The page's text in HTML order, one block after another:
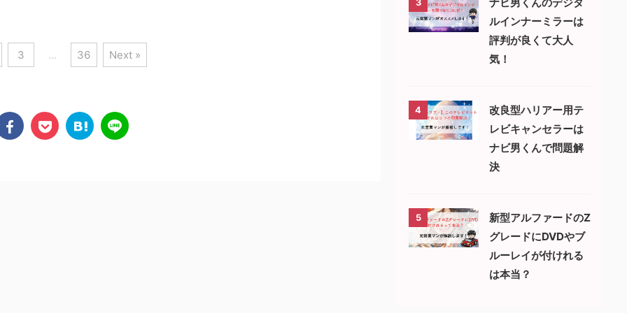
3 … 36 Next »
3
ルインナーミラーは
評判が良くて大人
気！
4
改良型ハリアー用テ
レビキャンセラーは
ナビ男くんで問題解
決
5
新型アルファードのZ
グレードにDVDやブ
ルーレイが付けれる
は本当？